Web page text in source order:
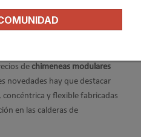
de chimeneas modulares
novedades hay que destacar
concéntrica y flexible fabricadas
en las calderas de